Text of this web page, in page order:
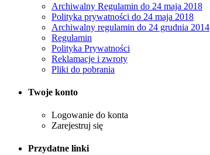
Archiwalny Regulamin do 24 maja 2018
Polityka prywatności do 24 maja 2018
Archiwalny regulamin do 24 grudnia 2014
Regulamin
Polityka Prywatności
Reklamacje i zwroty
Pliki do pobrania
Twoje konto
Logowanie do konta
Zarejestruj się
Przydatne linki